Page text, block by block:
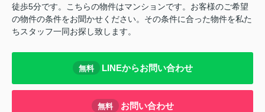
徒歩5分です。こちらの物件はマンションです。お客様のご希望
の物件の条件をお聞かせください。その条件に合った物件を私た
ちスタッフ一同お探し致します。
無料 LINEからお問い合わせ
無料 お問い合わせ